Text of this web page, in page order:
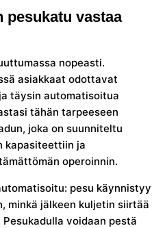
pesukatu vastaa
nopeasti.
asiakkaat odottavat
täysin automatisoitua
tähän tarpeeseen
joka on suunniteltu
kapasiteettiin ja
operoinnin.
pesu käynnistyy
minkä jälkeen kuljetin siirtää
voidaan pestä